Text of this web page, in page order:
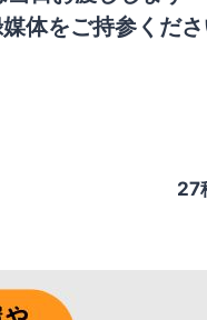
体をご持参くだ
27